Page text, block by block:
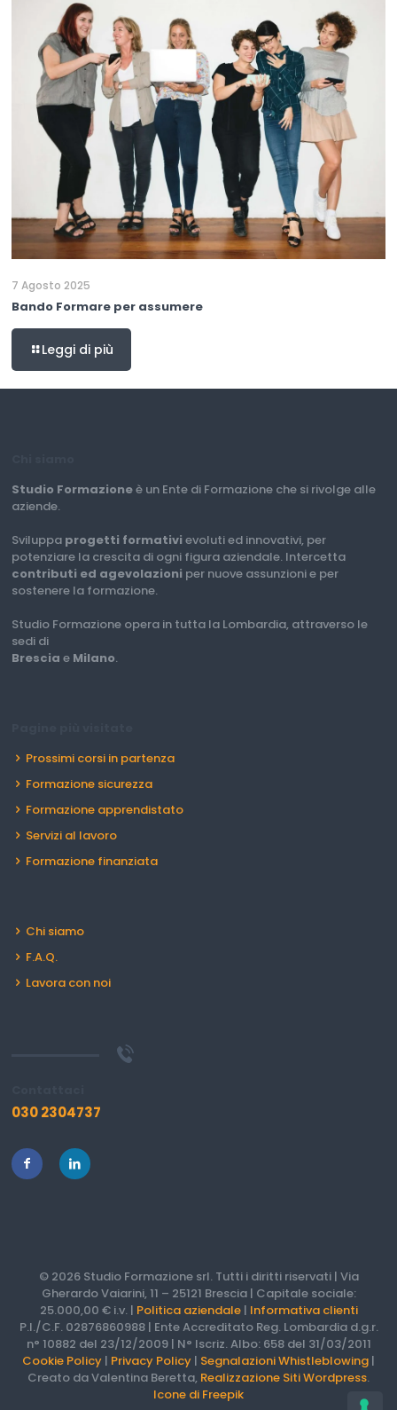
7 Agosto 2025
Bando Formare per assumere
Leggi di più
Studio Formazioneè un Ente di Formazione che si rivolge alle
aziende.
Sviluppa progetti formativi evoluti ed innovativi, per
potenziare la crescita di ogni figura aziendale. Intercetta
contributi ed agevolazioni per nuove assunzioni e per
sostenere la formazione.
Studio Formazione opera in tutta la Lombardia, attraverso le
sedi di
Brescia e Milano.
Prossimi corsi in partenza
Formazione sicurezza
Formazione apprendistato
Servizi al lavoro
Formazione finanziata
Chi siamo
F.A.Q.
Lavora con noi
030 2304737
© 2026 Studio Formazione srl. Tutti i diritti riservati | Via
Gherardo Vaiarini, 11 – 25121 Brescia | Capitale sociale:
25.000,00 € i.v. | Politica aziendale| Informativa clienti
P.I./C.F. 02876860988 | Ente Accreditato Reg. Lombardia d.g.r.
n° 10882 del 23/12/2009 | N° Iscriz. Albo: 658 del 31/03/2011
Cookie Policy | Privacy Policy | Segnalazioni Whistleblowing |
Creato da Valentina Beretta, Realizzazione Siti Wordpress.
Icone di Freepik